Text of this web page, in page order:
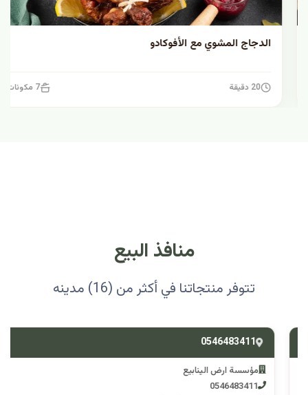
الدجاج المشوي مع الأفوكادو
20 دقيقة
منافذ البيع
تتوفر منتجاتنا في أكثر من (16) مدينه
0546483411
مؤسسة ارض الينابيع
0546483411